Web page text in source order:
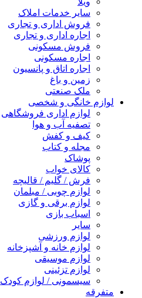
سایر خدمات املاک
فروش اداری و تجاری
اجاره اداری و تجاری
فروش مسکونی
اجاره مسکونی
اجاره اتاق و پانسیون
زمین و باغ
ملک صنعتی
لوازم خانگی و شخصی
لوازم اداری فروشگاهی
تصفیه آب و هوا
کیف و کفش
مجله و کتاب
پوشاک
کالای خواب
فرش / گلیم / قالیچه
لوازم چوبی / مبلمان
لوازم برقی و گازی
اسباب بازی
سایر
لوازم ورزشی
لوازم خانه و آشپزخانه
لوازم موسیقی
لوازم تزئینی
سیسمونی / لوازم کودک
متفرقه